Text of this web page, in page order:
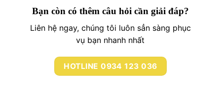
Bạn còn có thêm câu hỏi cần giải đáp?
Liên hệ ngay, chúng tôi luôn sẳn sàng phục
vụ bạn nhanh nhất
HOTLINE 0934 123 036